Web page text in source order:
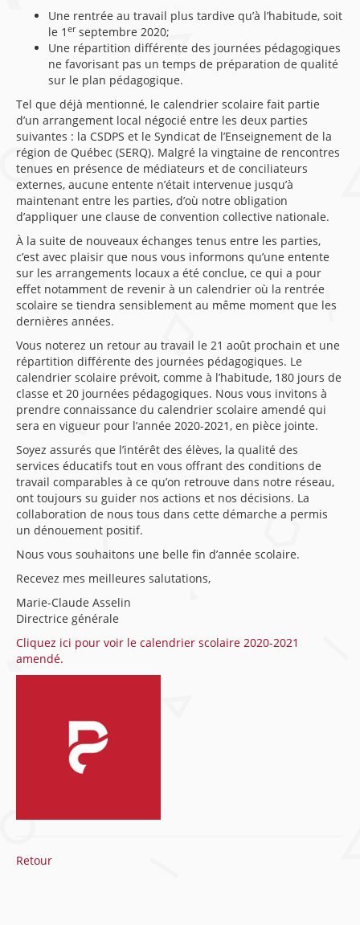
Une rentrée au travail plus tardive qu’à l’habitude, soit
le 1 erseptembre 2020;
Une répartition différente des journées pédagogiques
ne favorisant pas un temps de préparation de qualité
sur le plan pédagogique.
Tel que déjà mentionné, le calendrier scolaire fait partie
d’un arrangement local négocié entre les deux parties
suivantes : la CSDPS et le Syndicat de l’Enseignement de la
région de Québec (SERQ). Malgré la vingtaine de rencontres
tenues en présence de médiateurs et de conciliateurs
externes, aucune entente n’était intervenue jusqu’à
maintenant entre les parties, d’où notre obligation
d’appliquer une clause de convention collective nationale.
À la suite de nouveaux échanges tenus entre les parties,
c’est avec plaisir que nous vous informons qu’une entente
sur les arrangements locaux a été conclue, ce qui a pour
effet notamment de revenir à un calendrier où la rentrée
scolaire se tiendra sensiblement au même moment que les
dernières années.
Vous noterez un retour au travail le 21 août prochain et une
répartition différente des journées pédagogiques. Le
calendrier scolaire prévoit, comme à l’habitude, 180 jours de
classe et 20 journées pédagogiques. Nous vous invitons à
prendre connaissance du calendrier scolaire amendé qui
sera en vigueur pour l’année 2020-2021, en pièce jointe.
Soyez assurés que l’intérêt des élèves, la qualité des
services éducatifs tout en vous offrant des conditions de
travail comparables à ce qu’on retrouve dans notre réseau,
ont toujours su guider nos actions et nos décisions. La
collaboration de nous tous dans cette démarche a permis
un dénouement positif.
Nous vous souhaitons une belle fin d’année scolaire.
Recevez mes meilleures salutations,
Marie-Claude Asselin
Directrice générale
Cliquez ici pour voir le calendrier scolaire 2020-2021
amendé.
Retour